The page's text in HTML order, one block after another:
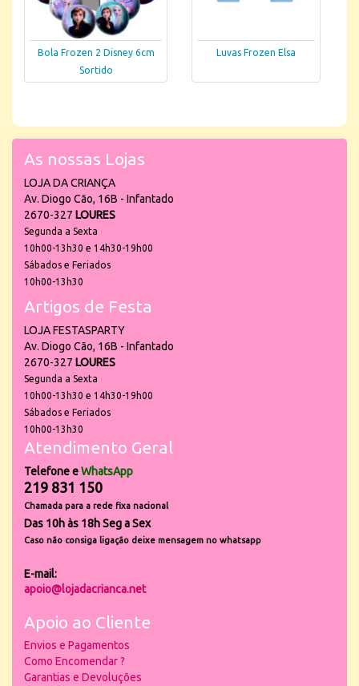
Bola Frozen 2 Disney 6cm
Sortido
Luvas Frozen Elsa
As nossas Lojas
LOJA DA CRIANÇA
Av. Diogo Cão, 16B - Infantado
2670-327 LOURES
Segunda a Sexta
10h00-13h30 e 14h30-19h00
Sábados e Feriados
10h00-13h30
Artigos de Festa
LOJA FESTASPARTY
Av. Diogo Cão, 16B - Infantado
2670-327 LOURES
Segunda a Sexta
10h00-13h30 e 14h30-19h00
Sábados e Feriados
10h00-13h30
Atendimento Geral
Telefone eWhatsApp
219 831 150
Chamada para a rede fixa nacional
Das 10h às 18h Seg a Sex
Caso não consiga ligação deixe mensagem no whatsapp
E-mail:
apoio@lojadacrianca.net
Apoio ao Cliente
Envios e Pagamentos
Como Encomendar ?
Garantias e Devoluções